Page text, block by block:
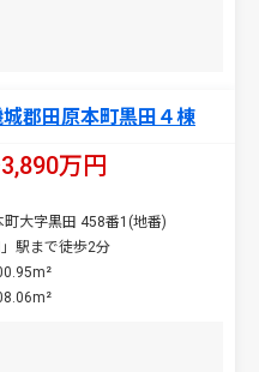
郡田原本町黒田４棟
万円
大字黒田 458番1(地番)
駅まで徒歩2分